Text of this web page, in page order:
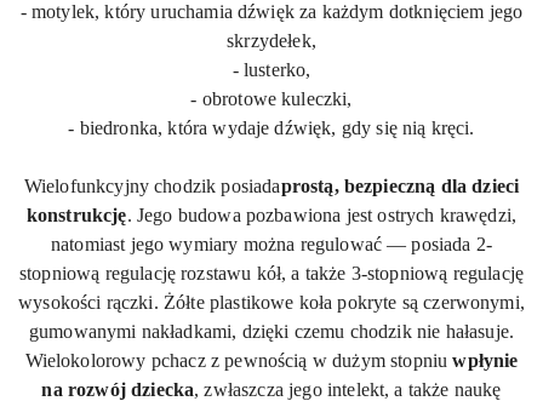
- motylek, który uruchamia dźwięk za każdym dotknięciem jego
skrzydełek,
- lusterko,
- obrotowe kuleczki,
- biedronka, która wydaje dźwięk, gdy się nią kręci.
Wielofunkcyjny chodzik posiadaprostą, bezpieczną dla dzieci
konstrukcję. Jego budowa pozbawiona jest ostrych krawędzi,
natomiast jego wymiary można regulować — posiada 2-
stopniową regulację rozstawu kół, a także 3-stopniową regulację
wysokości rączki. Żółte plastikowe koła pokryte są czerwonymi,
gumowanymi nakładkami, dzięki czemu chodzik nie hałasuje.
Wielokolorowy pchacz z pewnością w dużym stopniuwpłynie
na rozwój dziecka, zwłaszcza jego intelekt, a także naukę